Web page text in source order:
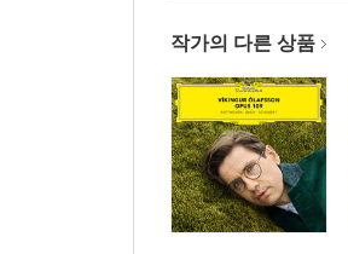
작가의 다른 상품